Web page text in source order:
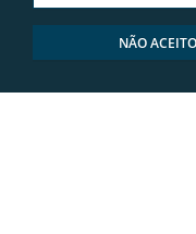
NÃO
Contactos
Perguntas